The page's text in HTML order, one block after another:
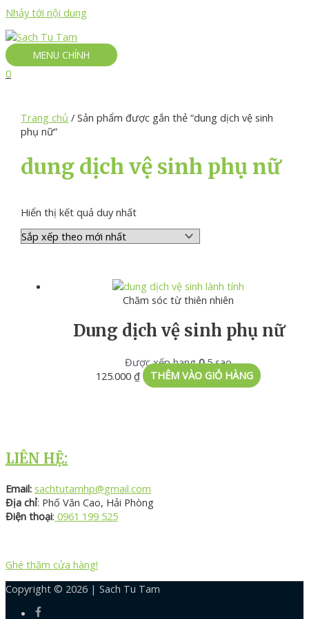
Nhảy tới nội dung
MENU CHÍNH
0
Trang chủ / Sản phẩm được gắn thẻ “dung dịch vệ sinh
phụ nữ”
dung dịch vệ sinh phụ nữ
Hiển thị kết quả duy nhất
Chăm sóc từ thiên nhiên
Dung dịch vệ sinh phụ nữ
Được xếp hạng05 sao
125.000₫ THÊM VÀO GIỎ HÀNG
LIÊN HỆ:
Email: sachtutamhp@gmail.com
Địa chỉ: Phố Văn Cao, Hải Phòng
Điện thoại: 0961 199 525
Ghé thăm cửa hàng!
Copyright © 2026 | Sach Tu Tam